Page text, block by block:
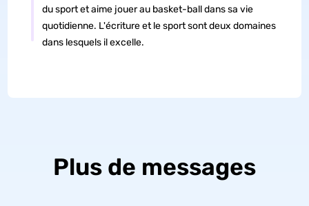
du sport et aime jouer au basket-ball dans sa vie
quotidienne. L'écriture et le sport sont deux domaines
dans lesquels il excelle.
Plus de messages